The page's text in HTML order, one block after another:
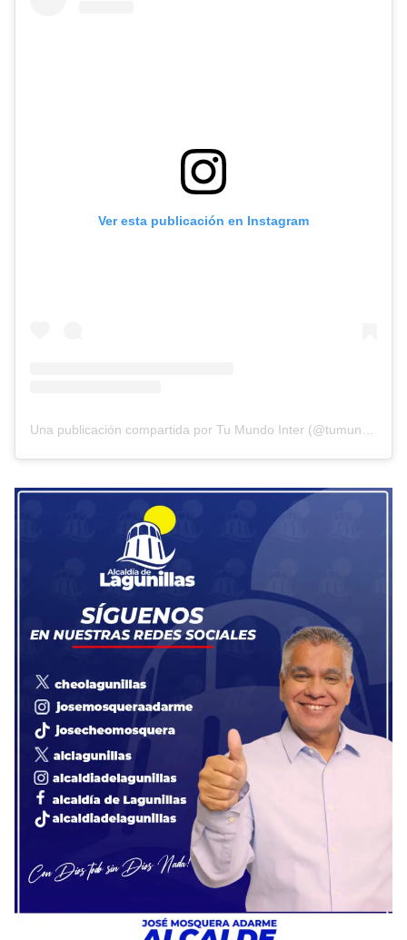
Ver esta publicación en Instagram
Una publicación compartida por Tu Mundo Inter (@tumundointer)